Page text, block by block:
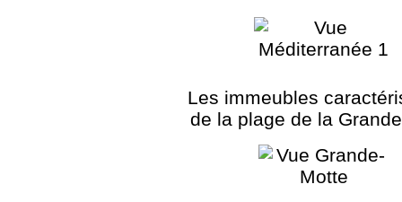
Les immeubles
de la plage de la